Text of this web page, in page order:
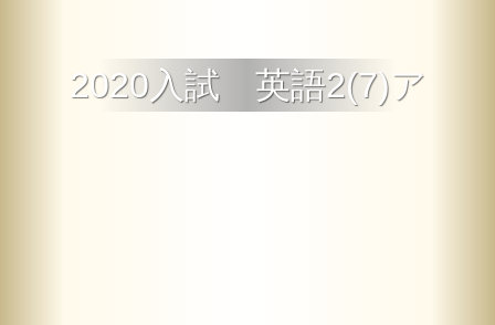
2020入試 英語2(7)ア